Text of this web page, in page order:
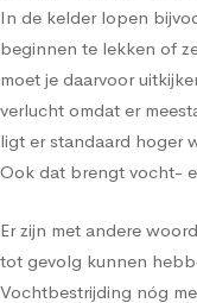
In de kelder lopen
beginnen te lekken of
moet je daarvoor
verlucht omdat er
ligt er standaard hoger
Ook dat brengt vocht-
Er zijn met andere
tot gevolg kunnen
Vochtbestrijding nóg